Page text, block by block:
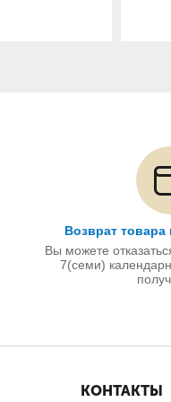
Возврат товара
Вы можете
7(семи)
КОНТАКТЫ